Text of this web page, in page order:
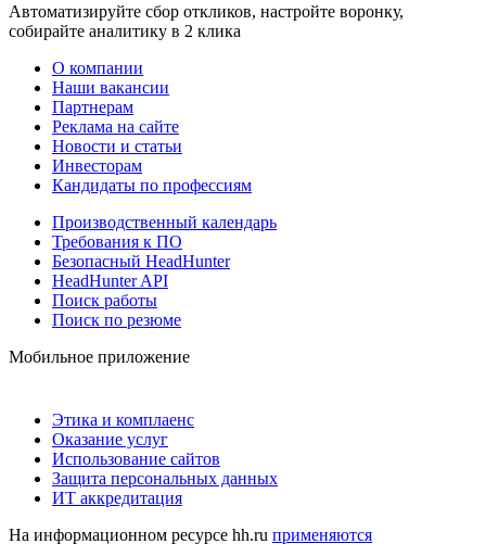
Автоматизируйте сбор откликов, настройте воронку,
собирайте аналитику в 2 клика
О компании
Наши вакансии
Партнерам
Реклама на сайте
Новости и статьи
Инвесторам
Кандидаты по профессиям
Производственный календарь
Требования к ПО
Безопасный HeadHunter
HeadHunter API
Поиск работы
Поиск по резюме
Мобильное приложение
Этика и комплаенс
Оказание услуг
Использование сайтов
Защита персональных данных
ИТ аккредитация
На информационном ресурсе hh.ru применяются